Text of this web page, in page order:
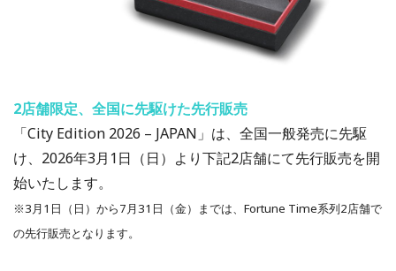
2店舗限定、全国に先駆けた先行販売
「City Edition 2026 – JAPAN」は、全国一般発売に先駆
け、2026年3月1日（日）より下記2店舗にて先行販売を開
始いたします。
※3月1日（日）から7月31日（金）までは、Fortune Time系列2店舗で
の先行販売となります。